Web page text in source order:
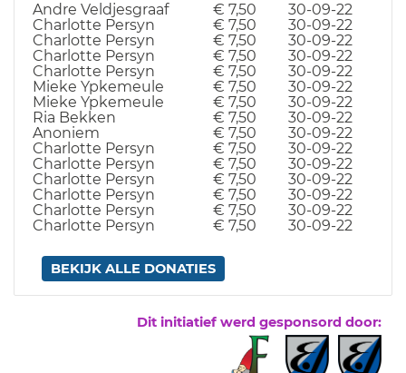
Andre Veldjesgraaf € 7,50
30-09-22
Charlotte Persyn
€ 7,50
30-09-22
Charlotte Persyn
€ 7,50
30-09-22
Charlotte Persyn
€ 7,50
30-09-22
Charlotte Persyn
€ 7,50
30-09-22
Mieke Ypkemeule
€ 7,50
30-09-22
Mieke Ypkemeule
€ 7,50
30-09-22
Ria Bekken
€ 7,50
30-09-22
Anoniem
€ 7,50
30-09-22
Charlotte Persyn
€ 7,50
30-09-22
Charlotte Persyn
€ 7,50
30-09-22
Charlotte Persyn
€ 7,50
30-09-22
Charlotte Persyn
€ 7,50
30-09-22
Charlotte Persyn
€ 7,50
30-09-22
Charlotte Persyn
€ 7,50 30-09-22
BEKIJK ALLE DONATIES
Dit initiatief werd gesponsord door: